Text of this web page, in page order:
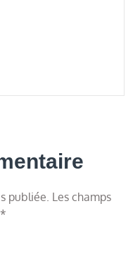
publiée. Les champs
*